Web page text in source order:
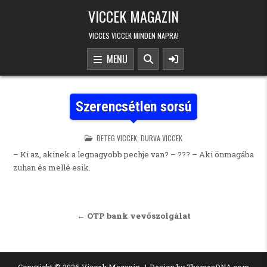
VICCEK MAGAZIN
VICCES VICCEK MINDEN NAPRA!
MENU
Szerencsétlen sorsú
POSTED IN
BETEG VICCEK DURVA VICCEK
– Ki az, akinek a legnagyobb pechje van? – ??? – Aki önmagába
zuhan és mellé esik.
Bejegyzés navigáció
← OTP bank vevőszolgálat